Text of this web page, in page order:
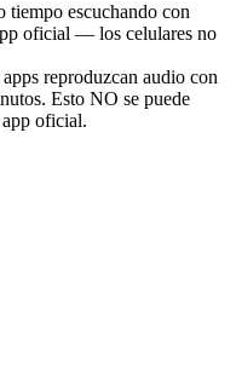
tiempo escuchando con
oficial — los celulares no
reproduzcan audio con
Esto NO se puede
oficial.